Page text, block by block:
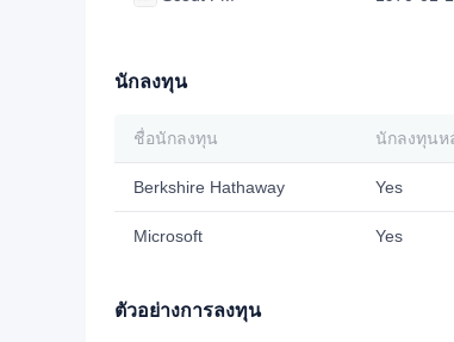
นักลงทุน
ชื่อนักลงทุน นักลงทุนห
Berkshire Hathaway Yes
Microsoft Yes
ตัวอย่างการลงทุน